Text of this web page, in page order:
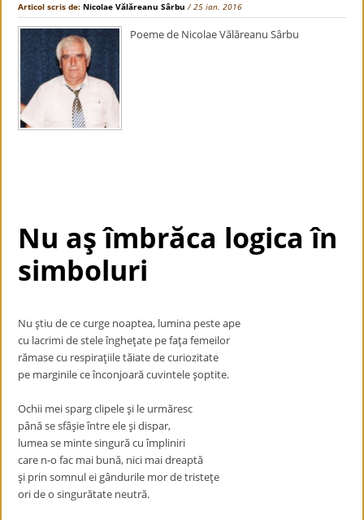
Articol scris de:Nicolae Vălăreanu Sârbu / 25 ian. 2016
Poeme de Nicolae Vălăreanu Sârbu
Nu aş îmbrăca logica în
simboluri
Nu ştiu de ce curge noaptea, lumina peste ape
cu lacrimi de stele îngheţate pe faţa femeilor
rămase cu respiraţiile tăiate de curiozitate
pe marginile ce înconjoară cuvintele şoptite.
Ochii mei sparg clipele şi le urmăresc
până se sfâşie între ele şi dispar,
lumea se minte singură cu împliniri
care n-o fac mai bună, nici mai dreaptă
şi prin somnul ei gândurile mor de tristeţe
ori de o singurătate neutră.